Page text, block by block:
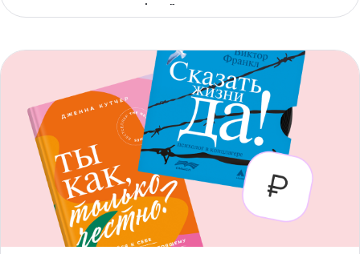
с доступом офлайн